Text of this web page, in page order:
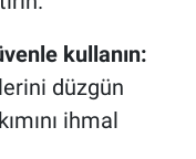
kullanın:
düzgün
ihmal